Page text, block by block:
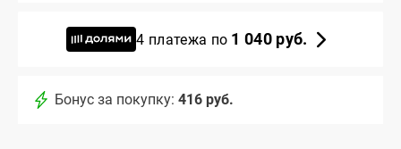
4 платежа по 1 040 руб.
Бонус за покупку: 416 руб.